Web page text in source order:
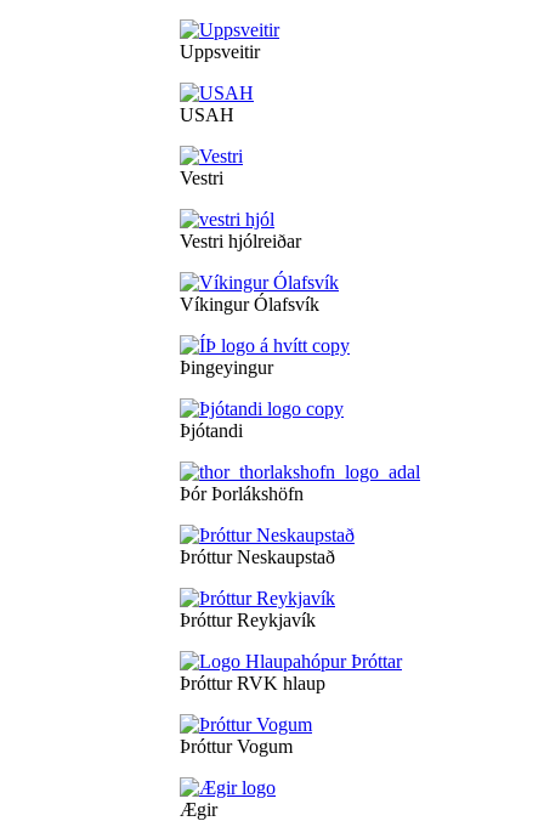
Uppsveitir
USAH
Vestri
Vestri hjólreiðar
Víkingur Ólafsvík
Þingeyingur
Þjótandi
Þór Þorlákshöfn
Þróttur Neskaupstað
Þróttur Reykjavík
Þróttur RVK hlaup
Þróttur Vogum
Ægir